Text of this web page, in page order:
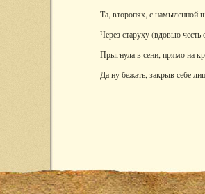
Та, второпях, с намыленной
Через старуху (вдовью честь
Прыгнула в сени, прямо на
Да ну бежать, закрыв себе